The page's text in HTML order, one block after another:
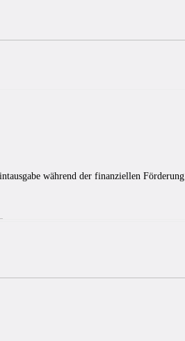
während der finanziellen Förderung